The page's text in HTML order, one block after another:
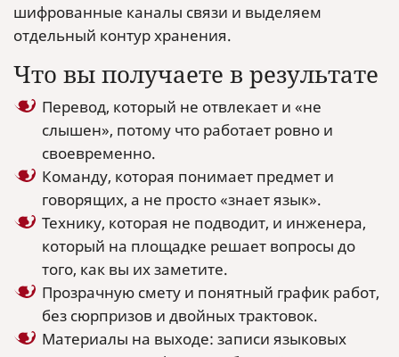
шифрованные каналы связи и выделяем
отдельный контур хранения.
Что вы получаете в результате
Перевод, который не отвлекает и «не
слышен», потому что работает ровно и
своевременно.
Команду, которая понимает предмет и
говорящих, а не просто «знает язык».
Технику, которая не подводит, и инженера,
который на площадке решает вопросы до
того, как вы их заметите.
Прозрачную смету и понятный график работ,
без сюрпризов и двойных трактовок.
Материалы на выходе: записи языковых